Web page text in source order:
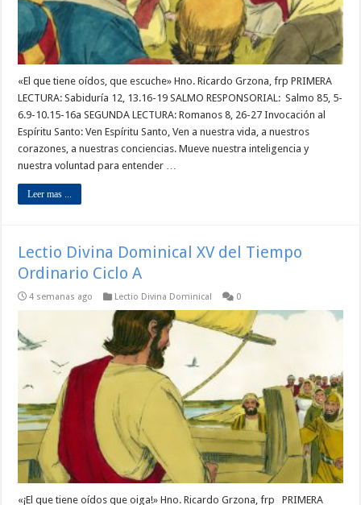
«El que tiene oídos, que escuche» Hno. Ricardo Grzona, frp PRIMERA
LECTURA: Sabiduría 12, 13.16-19 SALMO RESPONSORIAL: Salmo 85, 5-
6.9-10.15-16a SEGUNDA LECTURA: Romanos 8, 26-27 Invocación al
Espíritu Santo: Ven Espíritu Santo, Ven a nuestra vida, a nuestros
corazones, a nuestras conciencias. Mueve nuestra inteligencia y
nuestra voluntad para entender …
Leer mas ...
Lectio Divina Dominical XV del Tiempo
Ordinario Ciclo A
4 semanas ago Lectio Divina Dominical 0
«¡El que tiene oídos que oiga!» Hno. Ricardo Grzona, frp PRIMERA